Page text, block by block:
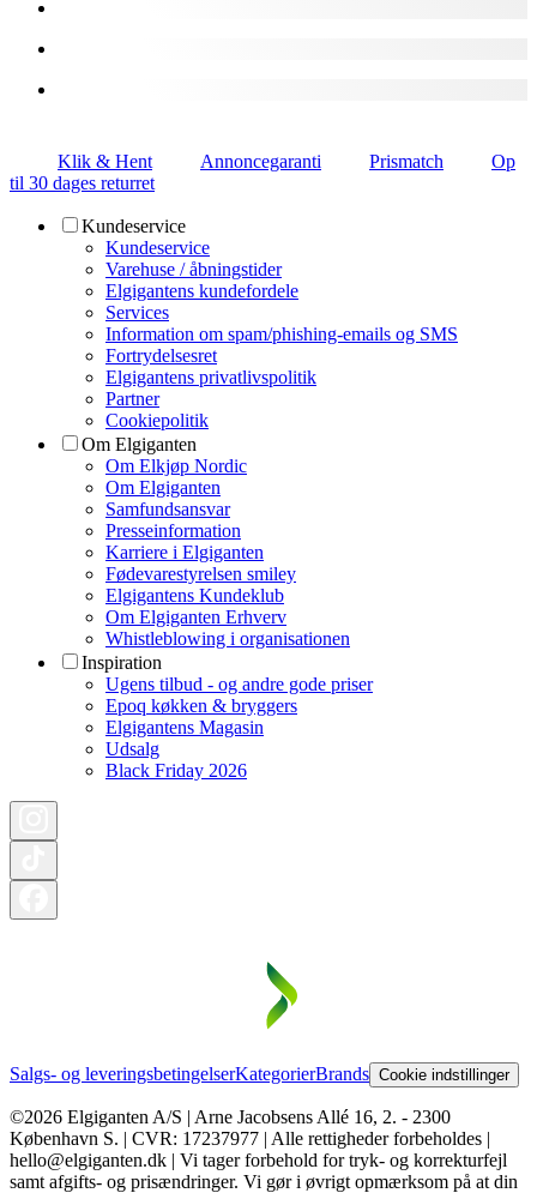
Klik & Hent Annoncegaranti Prismatch
Op
til 30 dages returret
Kundeservice
Kundeservice
Varehuse / åbningstider
Elgigantens kundefordele
Services
Information om spam/phishing-emails og SMS
Fortrydelsesret
Elgigantens privatlivspolitik
Partner
Cookiepolitik
Om Elgiganten
Om Elkjøp Nordic
Om Elgiganten
Samfundsansvar
Presseinformation
Karriere i Elgiganten
Fødevarestyrelsen smiley
Elgigantens Kundeklub
Om Elgiganten Erhverv
Whistleblowing i organisationen
Inspiration
Ugens tilbud - og andre gode priser
Epoq køkken & bryggers
Elgigantens Magasin
Udsalg
Black Friday 2026
Salgs- og leveringsbetingelserKategorierBrands Cookie indstillinger
©2026 Elgiganten A/S | Arne Jacobsens Allé 16, 2. - 2300
København S. | CVR: 17237977 | Alle rettigheder forbeholdes |
hello@elgiganten.dk | Vi tager forbehold for tryk- og korrekturfejl
samt afgifts- og prisændringer. Vi gør i øvrigt opmærksom på at din